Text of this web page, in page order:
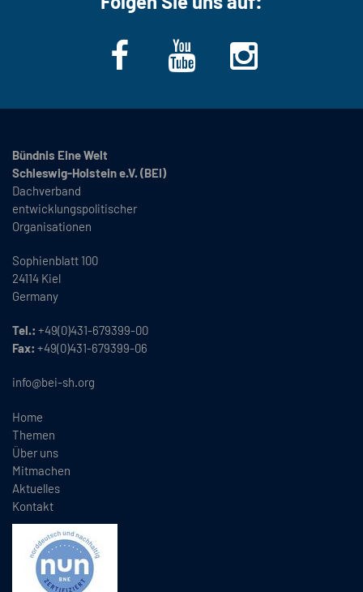
Bündnis Eine Welt
Schleswig-Holstein e.V. (BEI)
Dachverband
entwicklungspolitischer
Organisationen
Sophienblatt 100
24114 Kiel
Germany
Tel.: +49(0)431-679399-00
Fax: +49(0)431-679399-06
info@bei-sh.org
Home
Themen
Über uns
Mitmachen
Aktuelles
Kontakt